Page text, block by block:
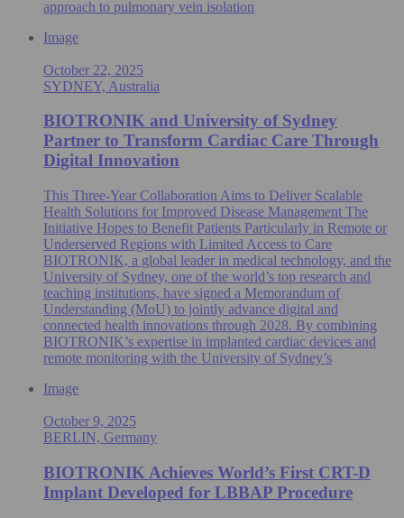
approach to pulmonary vein isolation
Image
October 22, 2025
SYDNEY, Australia
BIOTRONIK and University of Sydney
Partner to Transform Cardiac Care Through
Digital Innovation
This Three-Year Collaboration Aims to Deliver Scalable
Health Solutions for Improved Disease Management The
Initiative Hopes to Benefit Patients Particularly in Remote or
Underserved Regions with Limited Access to Care
BIOTRONIK, a global leader in medical technology, and the
University of Sydney, one of the world’s top research and
teaching institutions, have signed a Memorandum of
Understanding (MoU) to jointly advance digital and
connected health innovations through 2028. By combining
BIOTRONIK’s expertise in implanted cardiac devices and
remote monitoring with the University of Sydney’s
Image
October 9, 2025
BERLIN, Germany
BIOTRONIK Achieves World’s First CRT-D
Implant Developed for LBBAP Procedure